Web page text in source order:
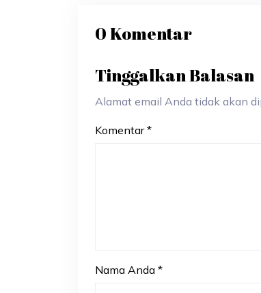
0 Komentar
Tinggalkan Balasan
Alamat email Anda tidak akan
Komentar *
Nama Anda *